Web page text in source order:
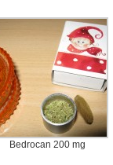
Bedrocan 200 mg